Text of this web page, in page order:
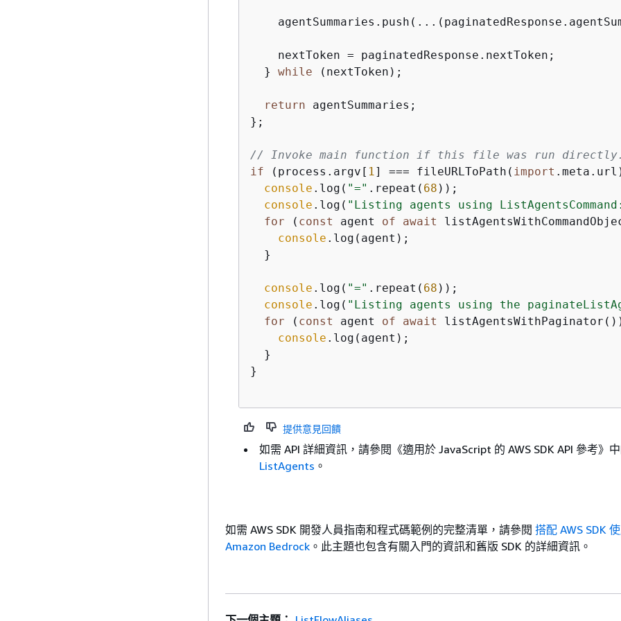
    nextToken = paginatedResponse.nextToken;
  }
while (nextToken);
return agentSummaries;
};
// Invoke main function if this file was run directly.
if (process.argv[ 1] === fileURLToPath( import
console .log( "=" .repeat( 68 ));
console .log( "Listing agents using
for ( const agent of await
console .log(agent);
  }
console .log( "=" .repeat( 68 ));
console .log( "Listing agents using the
for ( const agent of await
console .log(agent);
  }
}
提供意見回饋
如需 API 詳細資訊，請參閱《適用於 JavaScript 的 AWS SDK API 參考》
ListAgents 。
如需 AWS SDK 開發人員指南和程式碼範例的完整清單，請參閱 搭配 AWS SDK
Amazon Bedrock 。此主題也包含有關入門的資訊和舊版 SDK 的詳細資訊。